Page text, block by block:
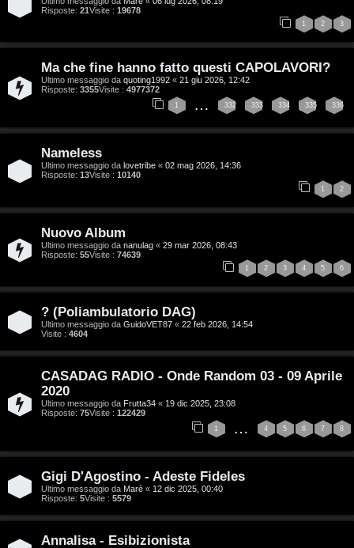
A
r
g
o
m
e
n
t
s
e
n
a
i
s
p
o
Risposte: 21Visite : 19678
1 2 3
Ma che fine hanno fatto questi CAPOLAVORI?
Ultimo messaggio da quoting1992 « 21 giu 2026, 12:42
Risposte: 3355Visite : 4977372
1 … 332 333 334 335 336
Nameless
Ultimo messaggio da lovetribe « 02 mag 2026, 14:36
Risposte: 13Visite : 10140
1 2
Nuovo Album
Ultimo messaggio da nanulag « 29 mar 2026, 08:43
Risposte: 55Visite : 74639
1 2 3 4 5 6
? (Poliambulatorio DAG)
Ultimo messaggio da GuidoVET87 « 22 feb 2026, 14:54
Visite : 4604
CASADAG RADIO - Onde Random 03 - 09 Aprile
2020
Ultimo messaggio da Frutta34 « 19 dic 2025, 23:08
Risposte: 75Visite : 122429
1 … 4 5 6 7 8
Gigi D'Agostino - Adeste Fideles
Ultimo messaggio da Marè « 12 dic 2025, 00:40
Risposte: 5Visite : 5579
Annalisa - Esibizionista
o
p
c
A
t
i
v
i
G
i
g
i
D
'
A
g